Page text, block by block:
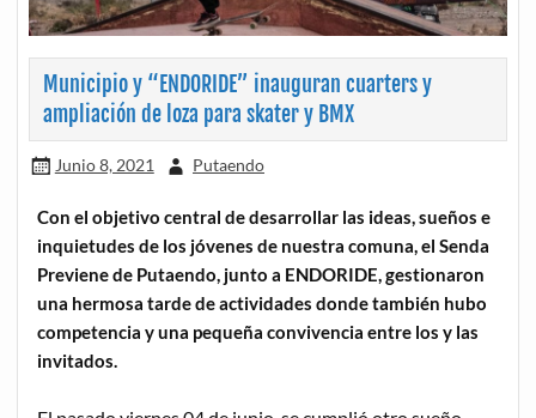
Municipio y “ENDORIDE” inauguran cuarters y
ampliación de loza para skater y BMX
Junio 8, 2021 Putaendo
Con el objetivo central de desarrollar las ideas, sueños e
inquietudes de los jóvenes de nuestra comuna, el Senda
Previene de Putaendo, junto a ENDORIDE, gestionaron
una hermosa tarde de actividades donde también hubo
competencia y una pequeña convivencia entre los y las
invitados.